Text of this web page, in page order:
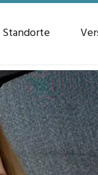
Standorte